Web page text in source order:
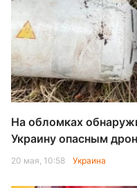
На обломках
Украину опасным
20 мая, 10:58 Украина